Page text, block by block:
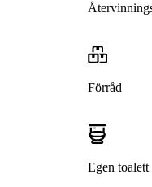
Förråd
Egen toalett